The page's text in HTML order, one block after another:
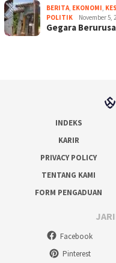
BERITA EKONOMI
POLITIK
November 5,
Gegara
INDEKS
KARIR
PRIVACY POLICY
TENTANG KAMI
FORM PENGADUAN
Facebook
Pinterest